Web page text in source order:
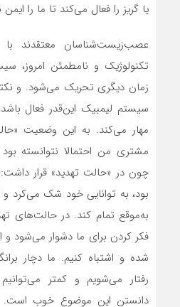
یا گریز را فعال می‌کند تا ما را ایمن
عصب‌زیست‌شناسان معتقدند
تکنولوژیک و نامطمئن امروز،
زمان دیگری تحریک می‌شود. و
سیستم لیمبیک این‌قدر فعال
مهار می‌کند. به این وضعیت
مشتری من احتمالا نتوانسته
چون در «حالت تهدید» قرار
بود، به توانایی خود شک می‌کرد و
به‌موقع تمام کند. در حالت‌های
فکر کردن برای ما دشوار می‌شود و
شده و اشتباه کنیم. ما دچار
رفتار می‌شویم و کمتر
دانستن این موضوع خوب است.